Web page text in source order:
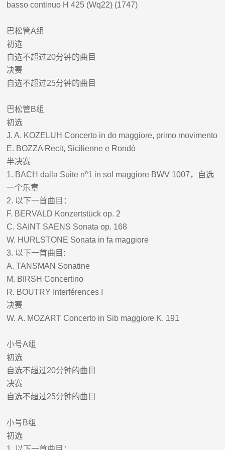
basso continuo H 425 (Wq22) (1747)
巴松管A组
初选
自选不超过20分钟的曲目
决赛
自选不超过25分钟的曲目
巴松管B组
初选
J. A. KOZELUH Concerto in do maggiore, primo movimento
E. BOZZA Recit, Sicilienne e Rondó
半决赛
1. BACH dalla Suite nº1 in sol maggiore BWV 1007 ，自选
一个乐章
2. 以下一首曲目：
F. BERVALD Konzertstück op. 2
C. SAINT SAENS Sonata op. 168
W. HURLSTONE Sonata in fa maggiore
3. 以下一首曲目 :
A. TANSMAN Sonatine
M. BIRSH Concertino
R. BOUTRY Interférences I
决赛
W.A. MOZART Concerto in Sib maggiore K. 191
小号A组
初选
自选不超过20分钟的曲目
决赛
自选不超过25分钟的曲目
小号B组
初选